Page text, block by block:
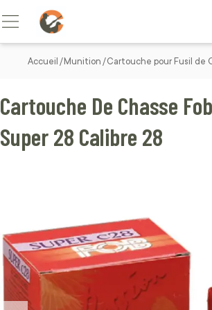
Allez au contenu
Basculer la navigation
Accueil Munition Cartouche pour Fusil de
Cartouche De Chasse
Super 28 Calibre 28